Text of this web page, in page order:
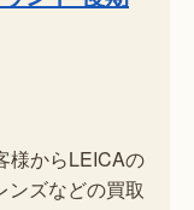
様からLEICAの
ズなどの買取